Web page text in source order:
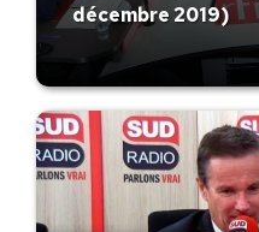
décembre 2019)